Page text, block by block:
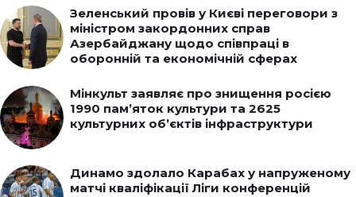
Зеленський провів у Києві переговори з
міністром закордонних справ
Азербайджану щодо співпраці в
оборонній та економічній сферах
Мінкульт заявляє про знищення росією
1990 пам’яток культури та 2625
культурних об’єктів інфраструктури
Динамо здолало Карабах у напруженому
матчі кваліфікації Ліги конференцій